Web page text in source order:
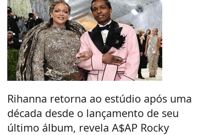
Rihanna retorna ao estúdio após uma
década desde o lançamento de seu
último álbum, revela A$AP Rocky